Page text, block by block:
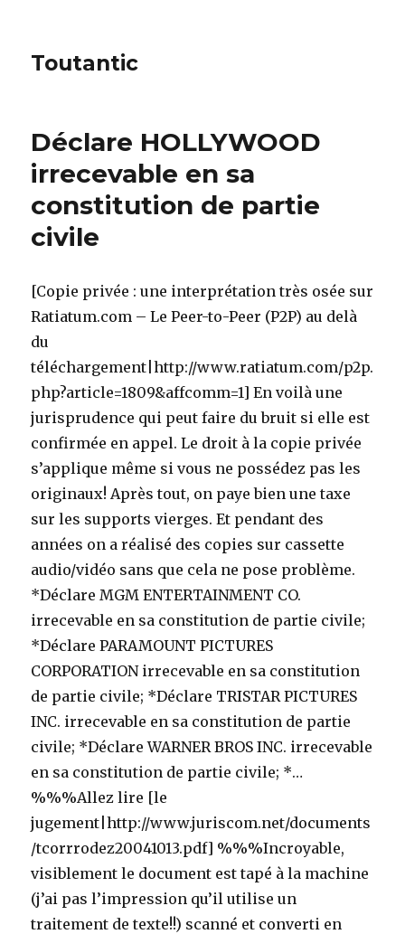
Toutantic
Déclare HOLLYWOOD
irrecevable en sa
constitution de partie
civile
[Copie privée : une interprétation très osée sur
Ratiatum.com – Le Peer-to-Peer (P2P) au delà
du
téléchargement|http://www.ratiatum.com/p2p.
php?article=1809&affcomm=1] En voilà une
jurisprudence qui peut faire du bruit si elle est
confirmée en appel. Le droit à la copie privée
s’applique même si vous ne possédez pas les
originaux! Après tout, on paye bien une taxe
sur les supports vierges. Et pendant des
années on a réalisé des copies sur cassette
audio/vidéo sans que cela ne pose problème.
*Déclare MGM ENTERTAINMENT CO.
irrecevable en sa constitution de partie civile;
*Déclare PARAMOUNT PICTURES
CORPORATION irrecevable en sa constitution
de partie civile; *Déclare TRISTAR PICTURES
INC. irrecevable en sa constitution de partie
civile; *Déclare WARNER BROS INC. irrecevable
en sa constitution de partie civile; *…
%%%Allez lire [le
jugement|http://www.juriscom.net/documents
/tcorrrodez20041013.pdf] %%%Incroyable,
visiblement le document est tapé à la machine
(j’ai pas l’impression qu’il utilise un
traitement de texte!!) scanné et converti en